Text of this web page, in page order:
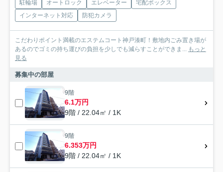
駐輪場 オートロック エレベーター
宅配ボックス
インターネット対応
防犯カメラ
こだわりポイント満載のエステムコート神戸湊町！敷地内ごみ置き場が
あるのでゴミの持ち運びの負担を少しでも減らすことができま... もっと
見る
募集中の部屋
9階
6.1万円
9階 / 22.04㎡ / 1K
9階
6.353万円
9階 / 22.04㎡ / 1K